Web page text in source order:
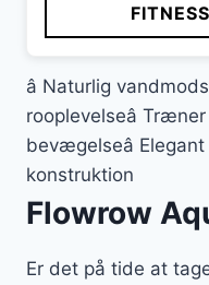
var:
1.099
â Naturlig
rooplevelseâ
bevægelseâ
konstruktion
Flowrow
Er det på tide at